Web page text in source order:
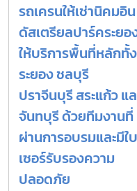
รถเครนให้เช่านิคมอิน
ดัสเตรียลปาร์คระยอ
ให้บริการพื้นที่หลักทั้ง
ระยอง ชลบุรี
ปราจีนบุรี สระแก้ว แ
จันทบุรี ด้วยทีมงานที่
ผ่านการอบรมและมีใบ
เซอร์รับรองความ
ปลอดภัย